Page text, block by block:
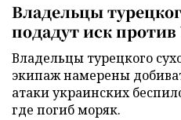
Владельцы
подадут иск против
Владельцы турецкого
экипаж намерены
атаки украинских
где погиб моряк.